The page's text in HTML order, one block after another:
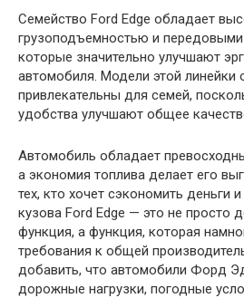
Семейство Ford Edge обладает
грузоподъемностью и передовыми
которые значительно улучшают
автомобиля. Модели этой линейки
привлекательны для семей,
удобства улучшают общее
Автомобиль обладает
а экономия топлива делает его
тех, кто хочет сэкономить деньги
кузова Ford Edge — это не просто
функция, а функция, которая
требования к общей
добавить, что автомобили Форд
дорожные нагрузки, погодные